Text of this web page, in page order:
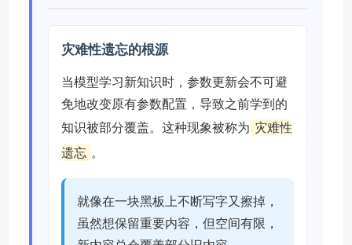
灾难性遗忘的根源
当模型学习新知识时，参数更新会不可避
免地改变原有参数配置，导致之前学到的
知识被部分覆盖。这种现象被称为 灾难性
遗忘 。
就像在一块黑板上不断写字又擦掉，
虽然想保留重要内容，但空间有限，